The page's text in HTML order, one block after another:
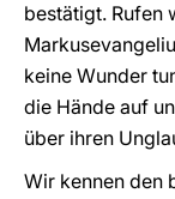
bestätigt. Rufen
keine Wunder
die Hände auf
über ihren
Wir kennen den